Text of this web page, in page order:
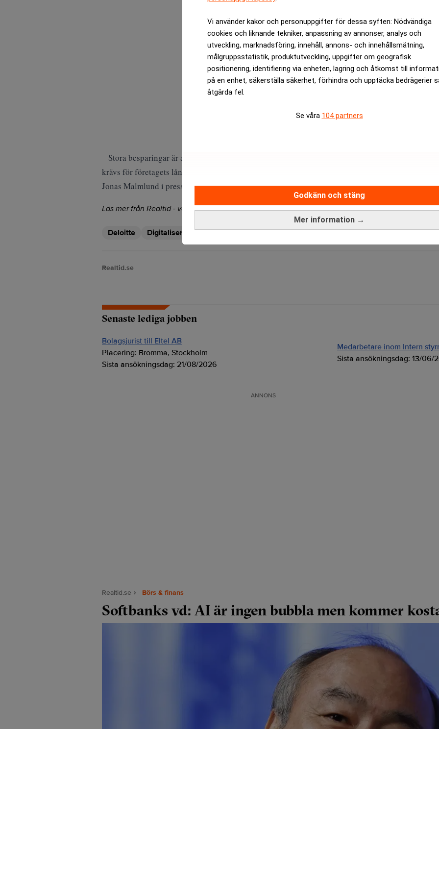
Vi använder kakor och personuppgifter för dessa syften: Nödvändiga
cookies och liknande tekniker, anpassning av annonser, analys och
utveckling, marknadsföring, innehåll, annons- och innehållsmätning,
målgruppsstatistik, produktutveckling, uppgifter om geografisk
positionering, identifiering via enheten, lagring och åtkomst till
på en enhet, säkerställa säkerhet, förhindra och upptäcka bedrägerier
åtgärda fel.
Se våra 104 partners
Mer information →
Godkänn och stäng
– Stora besparingar är alltid kostsamma på kort sikt. Om ledningen sitter fast i ett
krävs för företagets långsiktiga överlevnad. Ofta behövs en kris, eller åtminstone ett byte av vd,
Jonas Malmlund i pressmeddelandet.
Läs mer från Realtid - vårt nyhetsbrev är kostnadsfritt: Prenumerera
Deloitte Digitaliseringen
Realtid.se
Senaste lediga jobben
Bolagsjurist till Eltel AB
Placering: Bromma, Stockholm
Sista ansökningsdag: 21/08/2026
Medarbetare inom Intern
Sista ansökningsdag: 13/06/
ANNONS
Realtid.se Börs & finans
Softbanks vd: AI är ingen bubbla men kommer